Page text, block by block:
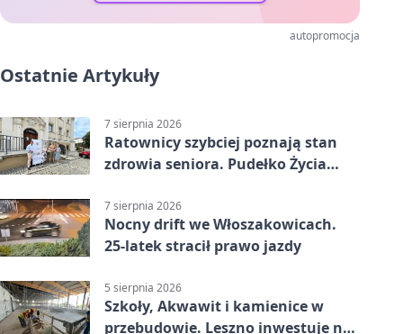
autopromocja
Ostatnie Artykuły
7 sierpnia 2026
Ratownicy szybciej poznają stan
zdrowia seniora. Pudełko Życia
7 sierpnia 2026
Nocny drift we Włoszakowicach.
25-latek stracił prawo jazdy
5 sierpnia 2026
Szkoły, Akwawit i kamienice w
przebudowie. Leszno inwestuje na